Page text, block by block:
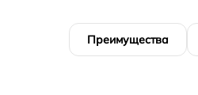
Преимущества